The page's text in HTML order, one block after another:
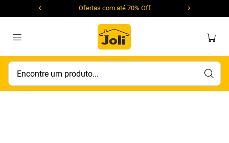
Ofertas com até 70% Off
Encontre um produto...